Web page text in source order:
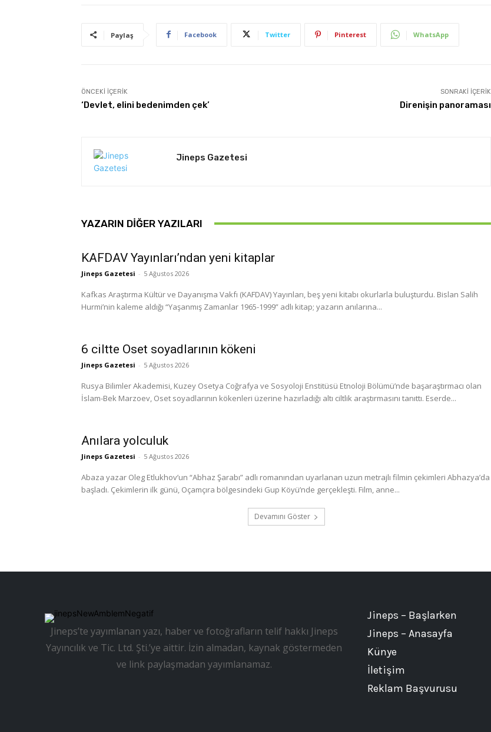
Paylaş Facebook Twitter Pinterest WhatsApp
ÖNCEKI İÇERIK
‘Devlet, elini bedenimden çek’
SONRAKI İÇERIK
Direnişin panoraması
Jineps Gazetesi
YAZARIN DIĞER YAZILARI
KAFDAV Yayınları’ndan yeni kitaplar
Jineps Gazetesi - 5 Ağustos 2026
Kafkas Araştırma Kültür ve Dayanışma Vakfı (KAFDAV) Yayınları, beş yeni kitabı okurlarla buluşturdu. Bislan Salih
Hurmi’nin kaleme aldığı “Yaşanmış Zamanlar 1965-1999” adlı kitap; yazarın anılarına...
6 ciltte Oset soyadlarının kökeni
Jineps Gazetesi - 5 Ağustos 2026
Rusya Bilimler Akademisi, Kuzey Osetya Coğrafya ve Sosyoloji Enstitüsü Etnoloji Bölümü’nde başaraştırmacı olan
İslam-Bek Marzoev, Oset soyadlarının kökenleri üzerine hazırladığı altı ciltlik araştırmasını tanıttı. Eserde...
Anılara yolculuk
Jineps Gazetesi - 5 Ağustos 2026
Abaza yazar Oleg Etlukhov’un “Abhaz Şarabı” adlı romanından uyarlanan uzun metrajlı filmin çekimleri Abhazya’da
başladı. Çekimlerin ilk günü, Oçamçıra bölgesindeki Gup Köyü’nde gerçekleşti. Film, anne...
Devamını Göster
Jineps’te yayımlanan yazı, haber ve fotoğrafların telif hakkı Jineps
Yayıncılık ve Tic. Ltd. Şti.’ye aittir. İzin almadan, kaynak göstermeden
ve link paylaşmadan yayımlanamaz.
Jineps – Başlarken
Jineps – Anasayfa
Künye
İletişim
Reklam Başvurusu